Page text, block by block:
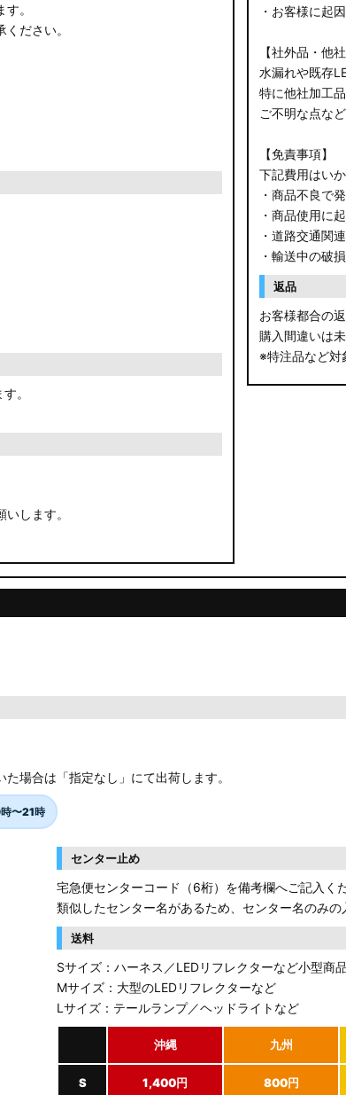
。
ださい。
。
します。
・お客様に起
【社外品・他
水漏れや既存
特に他社加工
ご不明な点な
【免責事項】
下記費用はい
・商品不良で
・商品使用に
・道路交通関
・輸送中の破
返品
お客様都合の
購入間違いは
※特注品など対
場合は「指定なし」にて出荷します。
〜21時
センター止め
宅急便センターコード（6桁）を備考欄へご記入くだ
類似したセンター名があるため、センター名のみの
送料
Sサイズ：ハーネス／LEDリフレクターなど小型商品
Mサイズ：大型のLEDリフレクターなど
Lサイズ：テールランプ／ヘッドライトなど
沖縄 九州
S 1,400円 800円